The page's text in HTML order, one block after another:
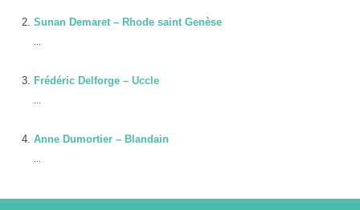
Sunan Demaret – Rhode saint Genèse
Frédéric Delforge – Uccle
Anne Dumortier – Blandain